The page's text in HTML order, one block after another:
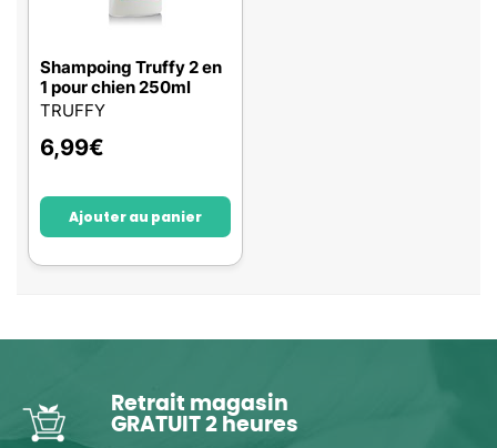
Shampoing Truffy 2 en
1 pour chien 250ml
TRUFFY
6,99€
Ajouter au panier
Retrait magasin
GRATUIT 2 heures